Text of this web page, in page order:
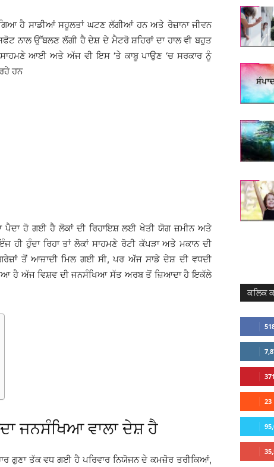
ਹੈ ਸਾਡੀਆਂ ਸਹੂਲਤਾਂ ਘਟਣ ਲੱਗੀਆਂ ਹਨ ਅਤੇ ਰੋਜ਼ਾਨਾ ਜੀਵਨ
ਨਾਲ ਉੱਬਲਣ ਲੱਗੀ ਹੈ ਦੇਸ਼ ਦੇ ਮੈਟਰੋ ਸ਼ਹਿਰਾਂ ਦਾ ਹਾਲ ਵੀ ਬਹੁਤ
ਆਈ ਅਤੇ ਅੱਜ ਵੀ ਇਸ ‘ਤੇ ਕਾਬੂ ਪਾਉਣ ‘ਚ ਸਰਕਾਰ ਨੂੰ
ਹਨ
ਪੈਦਾ ਹੋ ਗਈ ਹੈ ਲੋਕਾਂ ਦੀ ਰਿਹਾਇਸ਼ ਲਈ ਖੇਤੀ ਯੋਗ ਜ਼ਮੀਨ ਅਤੇ
ਹੁੰਦਾ ਰਿਹਾ ਤਾਂ ਲੋਕਾਂ ਸਾਹਮਣੇ ਰੋਟੀ ਕੱਪੜਾ ਅਤੇ ਮਕਾਨ ਦੀ
ਤੋਂ ਆਜ਼ਾਦੀ ਮਿਲ ਗਈ ਸੀ, ਪਰ ਅੱਜ ਸਾਡੇ ਦੇਸ਼ ਦੀ ਵਧਦੀ
ਹੈ ਅੱਜ ਵਿਸ਼ਵ ਦੀ ਜਨਸੰਖਿਆ ਸੱਤ ਅਰਬ ਤੋਂ ਜ਼ਿਆਦਾ ਹੈ ਇਕੱਲੇ
ਜਨਸੰਖਿਆ ਵਾਲਾ ਦੇਸ਼ ਹੈ
ਗੁਣਾ ਤੱਕ ਵਧ ਗਈ ਹੈ ਪਰਿਵਾਰ ਨਿਯੋਜਨ ਦੇ ਕਮਜ਼ੋਰ ਤਰੀਕਿਆਂ,
ਕਲਿਕ
371
23